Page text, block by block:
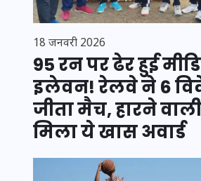
18 जनवरी 2026
95 रन पर ढेर हुई
इलेवन! रेलवे ने 6
जीता मैच, हारने
मिला ये खास अवार्ड